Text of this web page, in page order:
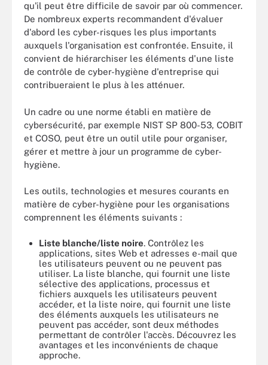
qu'il peut être difficile de savoir par où commencer.
De nombreux experts recommandent d'évaluer
d'abord les cyber-risques les plus importants
auxquels l'organisation est confrontée. Ensuite, il
convient de hiérarchiser les éléments d'une liste
de contrôle de cyber-hygiène d'entreprise qui
contribueraient le plus à les atténuer.
Un cadre ou une norme établi en matière de
cybersécurité, par exemple NIST SP 800-53, COBIT
et COSO, peut être un outil utile pour organiser,
gérer et mettre à jour un programme de cyber-
hygiène.
Les outils, technologies et mesures courants en
matière de cyber-hygiène pour les organisations
comprennent les éléments suivants :
Liste blanche/liste noire. Contrôlez les
applications, sites Web et adresses e-mail que
les utilisateurs peuvent ou ne peuvent pas
utiliser. La liste blanche, qui fournit une liste
sélective des applications, processus et
fichiers auxquels les utilisateurs peuvent
accéder, et la liste noire, qui fournit une liste
des éléments auxquels les utilisateurs ne
peuvent pas accéder, sont deux méthodes
permettant de contrôler l'accès. Découvrez les
avantages et les inconvénients de chaque
approche.